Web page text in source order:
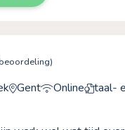
Gent Online taal-